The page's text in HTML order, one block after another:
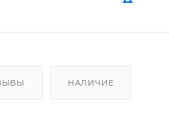
НАЛИЧИЕ